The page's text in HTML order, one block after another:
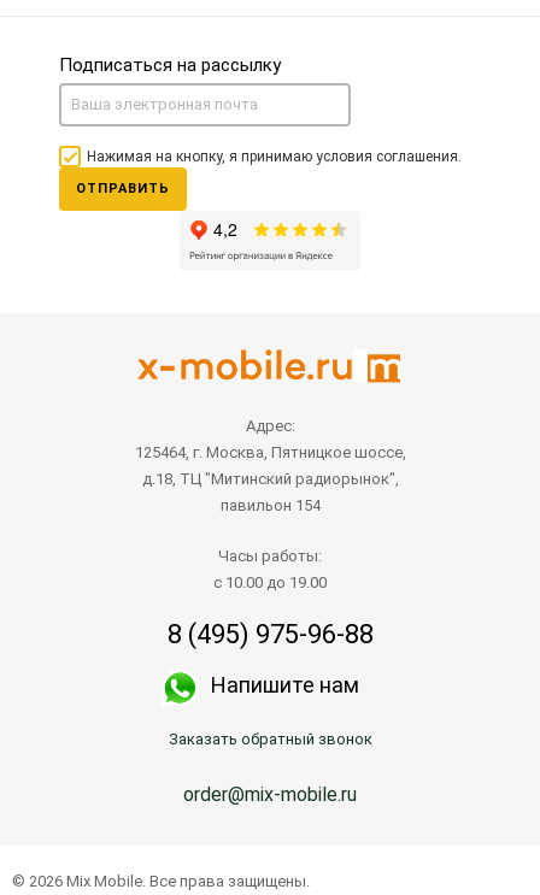
Подписаться на рассылку
Нажимая на кнопку, я принимаю условия соглашения.
ОТПРАВИТЬ
Адрес:
125464, г. Москва, Пятницкое шоссе,
д.18, ТЦ "Митинский радиорынок",
павильон 154
Часы работы:
с 10.00 до 19.00
8 (495) 975-96-88
Напишите нам
Заказать обратный звонок
order@mix-mobile.ru
© 2026 Mix Mobile. Все права защищены.